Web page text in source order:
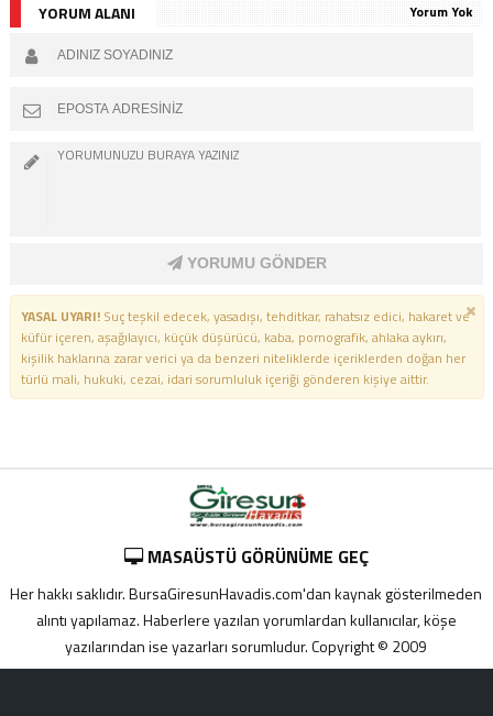
YORUM ALANI Yorum Yok
YORUMU GÖNDER
YASAL UYARI!Suç teşkil edecek, yasadışı, tehditkar, rahatsız edici, hakaret ve
küfür içeren, aşağılayıcı, küçük düşürücü, kaba, pornografik, ahlaka aykırı,
kişilik haklarına zarar verici ya da benzeri niteliklerde içeriklerden doğan her
türlü mali, hukuki, cezai, idari sorumluluk içeriği gönderen kişiye aittir.
MASAÜSTÜ GÖRÜNÜME GEÇ
Her hakkı saklıdır. BursaGiresunHavadis.com'dan kaynak gösterilmeden
alıntı yapılamaz. Haberlere yazılan yorumlardan kullanıcılar, köşe
yazılarından ise yazarları sorumludur. Copyright © 2009